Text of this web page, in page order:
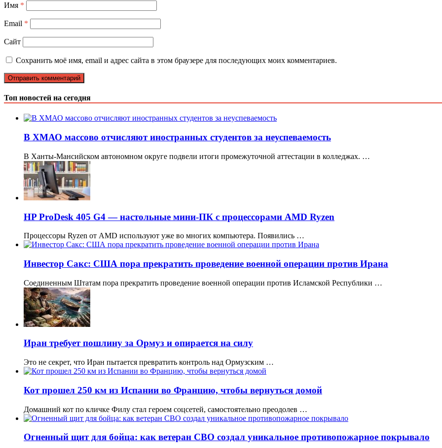
Имя *
Email *
Сайт
Сохранить моё имя, email и адрес сайта в этом браузере для последующих моих комментариев.
Топ новостей на сегодня
В ХМАО массово отчисляют иностранных студентов за неуспеваемость
В Ханты-Мансийском автономном округе подвели итоги промежуточной аттестации в колледжах. …
HP ProDesk 405 G4 — настольные мини-ПК с процессорами AMD Ryzen
Процессоры Ryzen от AMD используют уже во многих компьютера. Появились …
Инвестор Сакс: США пора прекратить проведение военной операции против Ирана
Соединенным Штатам пора прекратить проведение военной операции против Исламской Республики …
Иран требует пошлину за Ормуз и опирается на силу
Это не секрет, что Иран пытается превратить контроль над Ормузским …
Кот прошел 250 км из Испании во Францию, чтобы вернуться домой
Домашний кот по кличке Филу стал героем соцсетей, самостоятельно преодолев …
Огненный щит для бойца: как ветеран СВО создал уникальное противопожарное покрывало